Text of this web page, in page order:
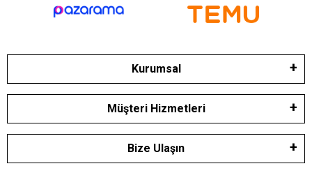
Kurumsal
Müşteri Hizmetleri
Bize Ulaşın